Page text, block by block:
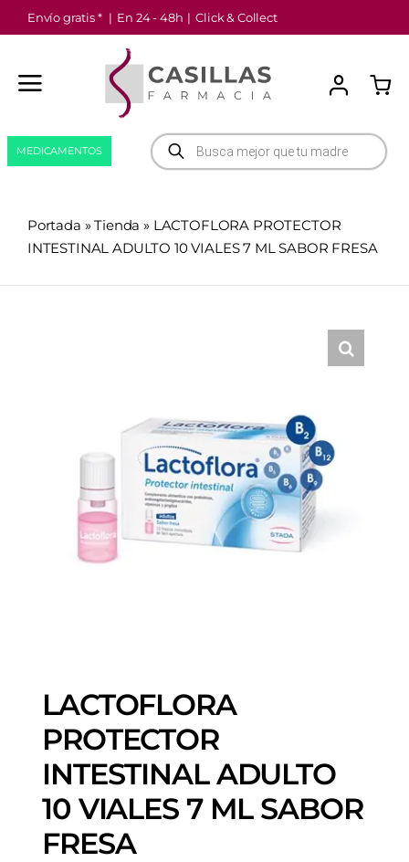
Saltar
al
Envío gratis * | En 24 - 48h | Click & Collect
Búsqueda
de
productos
MEDICAMENTOS
Portada »Tienda » LACTOFLORA PROTECTOR
INTESTINAL ADULTO 10 VIALES 7 ML SABOR FRESA
LACTOFLORA
PROTECTOR
INTESTINAL ADULTO
10 VIALES 7 ML SABOR
FRESA